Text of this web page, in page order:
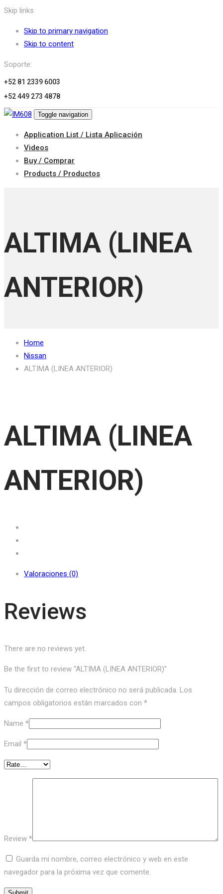
Skip links
Skip to primary navigation
Skip to content
Soporte:
+52 81 2339 6003
+52 449 273 4878
Toggle navigation
Application List / Lista Aplicación
Videos
Buy / Comprar
Products / Productos
ALTIMA (LINEA
ANTERIOR)
Home
Nissan
ALTIMA (LINEA ANTERIOR)
ALTIMA (LINEA
ANTERIOR)
Valoraciones (0)
Reviews
There are no reviews yet.
Be the first to review “ALTIMA (LINEA ANTERIOR)”
Tu dirección de correo electrónico no será publicada. Los
campos obligatorios están marcados con *
Name *
Email *
Review *
Guarda mi nombre, correo electrónico y web en este
navegador para la próxima vez que comente.